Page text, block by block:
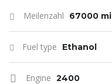
Meilenzahl 67000 mi
Fuel type Ethanol
Engine 2400